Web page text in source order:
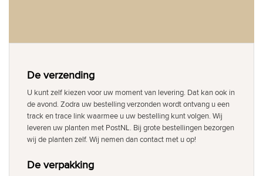
De verzending
U kunt zelf kiezen voor uw moment van levering. Dat kan ook in
de avond. Zodra uw bestelling verzonden wordt ontvang u een
track en trace link waarmee u uw bestelling kunt volgen. Wij
leveren uw planten met PostNL. Bij grote bestellingen bezorgen
wij de planten zelf. Wij nemen dan contact met u op!
De verpakking